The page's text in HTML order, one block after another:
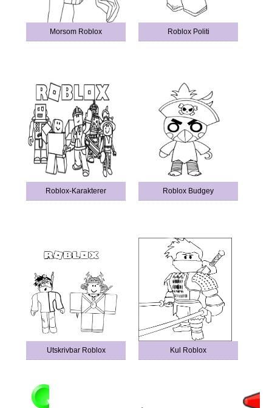
Morsom Roblox Roblox Politi
Roblox-Karakterer Roblox Budgey
Utskrivbar Roblox Kul Roblox